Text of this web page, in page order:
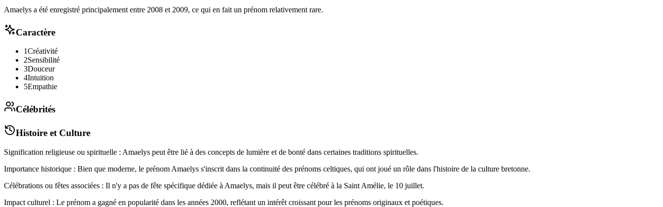
Amaelys a été enregistré principalement entre 2008 et 2009, ce qui en fait un prénom relativement rare.
Caractère
1Créativité
2Sensibilité
3Douceur
4Intuition
5Empathie
Célébrités
Histoire et Culture
Signification religieuse ou spirituelle : Amaelys peut être lié à des concepts de lumière et de bonté dans certaines traditions spirituelles.
Importance historique : Bien que moderne, le prénom Amaelys s'inscrit dans la continuité des prénoms celtiques, qui ont joué un rôle dans l'histoire de la culture bretonne.
Célébrations ou fêtes associées : Il n'y a pas de fête spécifique dédiée à Amaelys, mais il peut être célébré à la Saint Amélie, le 10 juillet.
Impact culturel : Le prénom a gagné en popularité dans les années 2000, reflétant un intérêt croissant pour les prénoms originaux et poétiques.